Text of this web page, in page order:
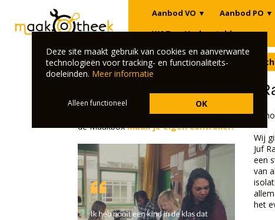
Aanbod VO ▼ Aanbod PO ▼
W&T
Veelgestelde vragen
Klik hier om terug te gaan naar het
De klas van juf Patty en juf
CBS Het Middelpunt in Hoogvliet is één van de
de Maakbox Maak je eigen controller.
Wij
Juf
een
van
het
Deze site maakt gebruik van cookies en aanverwante
technologieën voor tracking- en functionaliteits-
doeleinden. Meer informatie
Alleen functioneel OK